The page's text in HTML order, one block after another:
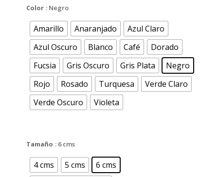
Color : Negro
Amarillo Anaranjado
Azul Claro
Azul Oscuro
Blanco Café
Dorado
Fucsia
Gris Oscuro Gris Plata
Negro
Rojo
Rosado Turquesa
Verde Claro
Verde Oscuro
Violeta
Tamaño : 6 cms
4 cms 5 cms
6 cms